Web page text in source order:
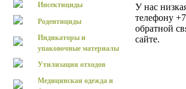
Инсектициды
Родентициды
Индикаторы и
упаковочные материалы
Утилизация отходов
Медицинская одежда и
У нас
телефону
обратной
сайте.